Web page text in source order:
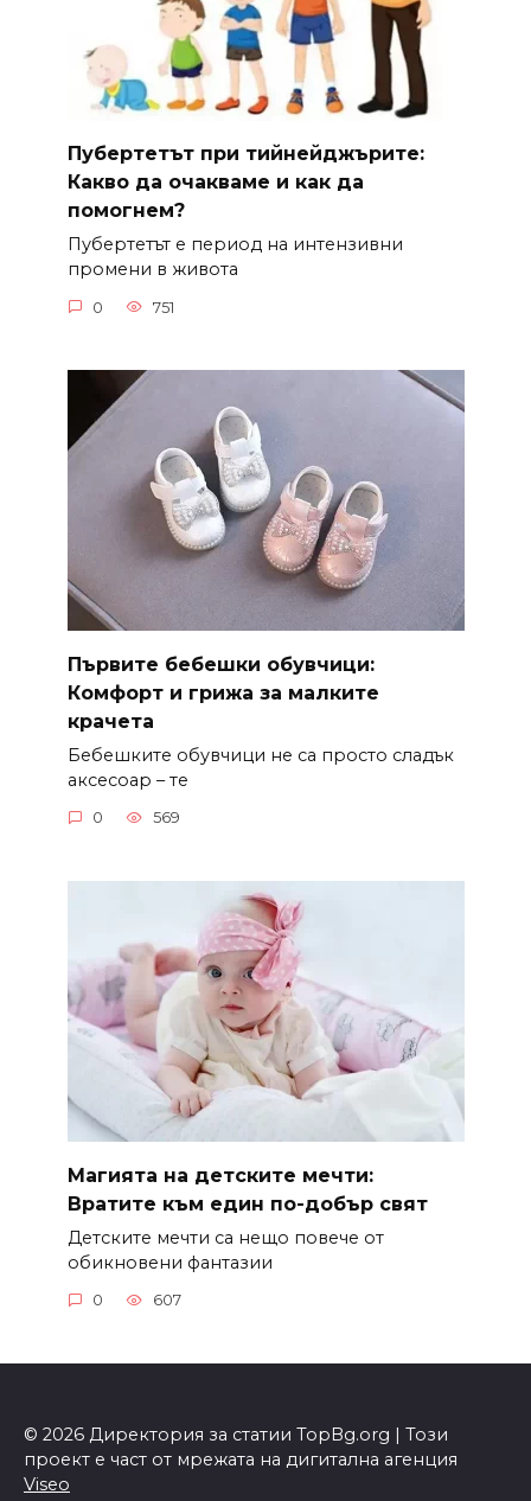
Пубертетът при тийнейджърите:
Какво да очакваме и как да
помогнем?
Пубертетът е период на интензивни
промени в живота
0 751
Първите бебешки обувчици:
Комфорт и грижа за малките
крачета
Бебешките обувчици не са просто сладък
аксесоар – те
0 569
Магията на детските мечти:
Вратите към един по-добър свят
Детските мечти са нещо повече от
обикновени фантазии
0 607
© 2026 Директория за статии TopBg.org | Този
проект е част от мрежата на дигитална агенция
Viseo